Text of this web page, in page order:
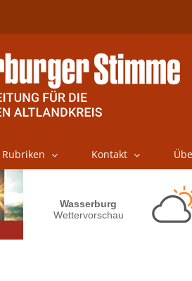
Rubriken Kontakt